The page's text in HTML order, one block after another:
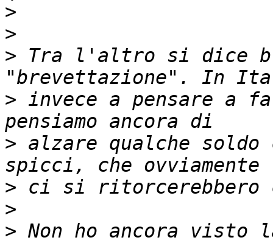
>
>
> Tra l'altro si dice
> invece a pensare a
> alzare qualche soldo
>
>
> Non ho ancora